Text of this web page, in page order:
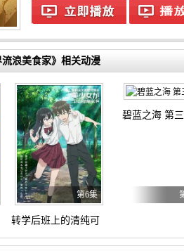
浪美食家》相关动漫
用魔导书之力碾碎祖国～
转学后班上的清纯可爱美少女，竟是小
第6集
碧蓝之海 第